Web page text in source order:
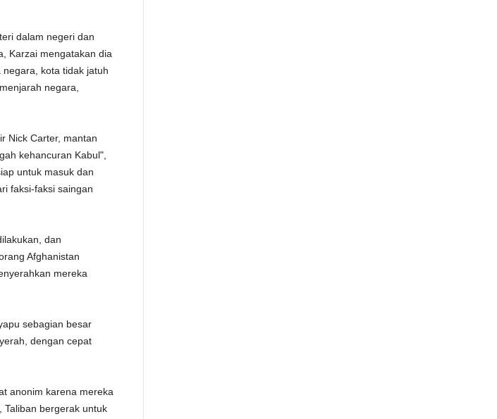
dalam negeri dan
Karzai mengatakan dia
negara, kota tidak jatuh
negara,
Nick Carter, mantan
kehancuran Kabul",
untuk masuk dan
faksi-faksi saingan
dan
Afghanistan
mereka
sebagian besar
dengan cepat
anonim karena mereka
bergerak untuk